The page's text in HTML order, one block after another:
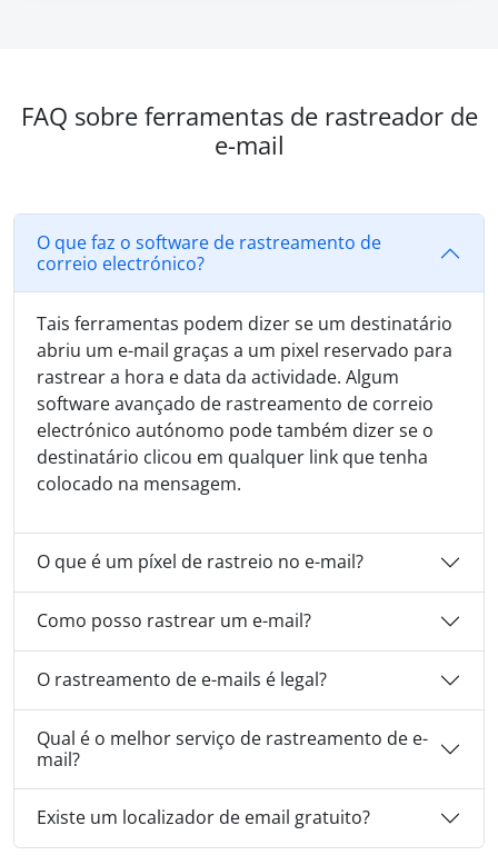
FAQ sobre ferramentas de rastreador de
e-mail
O que faz o software de rastreamento de
correio electrónico?
Tais ferramentas podem dizer se um destinatário
abriu um e-mail graças a um pixel reservado para
rastrear a hora e data da actividade. Algum
software avançado de rastreamento de correio
electrónico autónomo pode também dizer se o
destinatário clicou em qualquer link que tenha
colocado na mensagem.
O que é um píxel de rastreio no e-mail?
Como posso rastrear um e-mail?
O rastreamento de e-mails é legal?
Qual é o melhor serviço de rastreamento de e-
mail?
Existe um localizador de email gratuito?